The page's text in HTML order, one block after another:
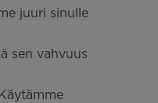
juuri sinulle
sen vahvuus